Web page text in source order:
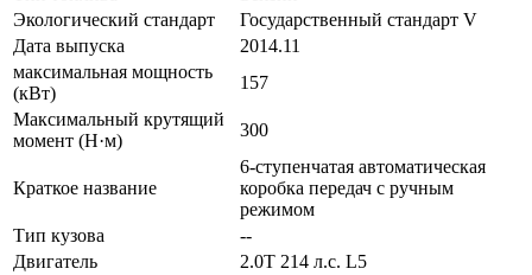
Экологический стандарт
Государственный стандарт V
Дата выпуска
2014.11
максимальная мощность
(кВт)
157
Максимальный крутящий
момент (Н·м)
300
Краткое название
6-ступенчатая автоматическая
коробка передач с ручным
режимом
Тип кузова
--
Двигатель
2.0T 214 л.с. L5